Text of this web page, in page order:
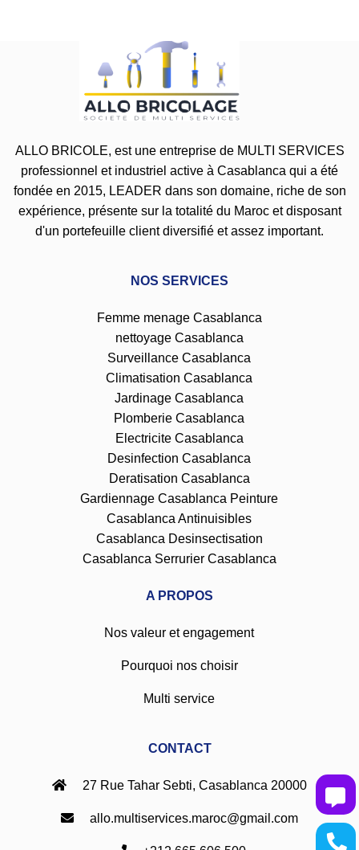
ALLO BRICOLE, est une entreprise de MULTI SERVICES
professionnel et industriel active à Casablanca qui a été
fondée en 2015, LEADER dans son domaine, riche de son
expérience, présente sur la totalité du Maroc et disposant
d'un portefeuille client diversifié et assez important.
NOS SERVICES
Femme menage Casablanca
nettoyage Casablanca
Surveillance Casablanca
Climatisation Casablanca
Jardinage Casablanca
Plomberie Casablanca
Electricite Casablanca
Desinfection Casablanca
Deratisation Casablanca
Gardiennage Casablanca Peinture
Casablanca Antinuisibles
Casablanca Desinsectisation
Casablanca Serrurier Casablanca
A PROPOS
Nos valeur et engagement
Pourquoi nos choisir
Multi service
CONTACT
27 Rue Tahar Sebti, Casablanca 20000
allo.multiservices.maroc@gmail.com